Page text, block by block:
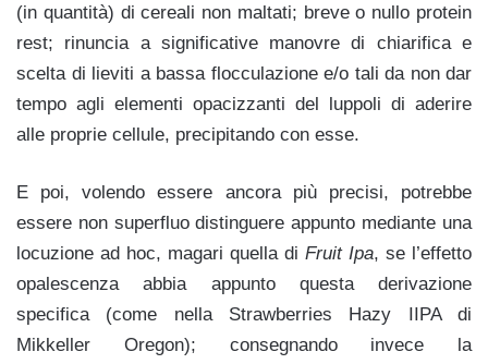
(in quantità) di cereali non maltati; breve o nullo protein
rest; rinuncia a significative manovre di chiarifica e
scelta di lieviti a bassa flocculazione e/o tali da non dar
tempo agli elementi opacizzanti del luppoli di aderire
alle proprie cellule, precipitando con esse.
E poi, volendo essere ancora più precisi, potrebbe
essere non superfluo distinguere appunto mediante una
locuzione ad hoc, magari quella di Fruit Ipa, se l’effetto
opalescenza abbia appunto questa derivazione
specifica (come nella Strawberries Hazy IIPA di
Mikkeller Oregon); consegnando invece la